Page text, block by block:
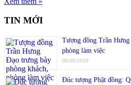
TIN MỚI
Tượng đồng Trần Hưng
phòng làm việc
08/08/2026
Đúc tượng Phật đồng: